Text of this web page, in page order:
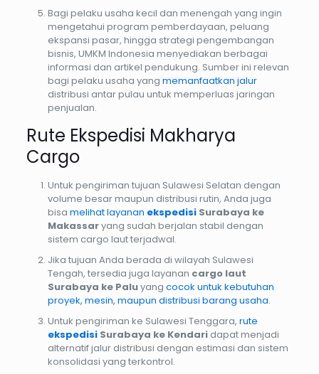
Bagi pelaku usaha kecil dan menengah yang ingin
mengetahui program pemberdayaan, peluang
ekspansi pasar, hingga strategi pengembangan
bisnis, UMKM Indonesia menyediakan berbagai
informasi dan artikel pendukung. Sumber ini relevan
bagi pelaku usaha yang memanfaatkan jalur
distribusi antar pulau untuk memperluas jaringan
penjualan.
Rute Ekspedisi Makharya
Cargo
Untuk pengiriman tujuan Sulawesi Selatan dengan
volume besar maupun distribusi rutin, Anda juga
bisa melihat layanan ekspedisi Surabaya ke
Makassaryang sudah berjalan stabil dengan
sistem cargo laut terjadwal.
Jika tujuan Anda berada di wilayah Sulawesi
Tengah, tersedia juga layanan cargo laut
Surabaya ke Paluyang cocok untuk kebutuhan
proyek, mesin, maupun distribusi barang usaha.
Untuk pengiriman ke Sulawesi Tenggara, rute
ekspedisi Surabaya ke Kendaridapat menjadi
alternatif jalur distribusi dengan estimasi dan sistem
konsolidasi yang terkontrol.